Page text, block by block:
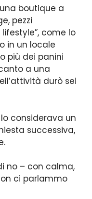
boutique a
pezzi
come lo
in un locale
più dei panini
a una
durò sei
considerava un
successiva,
no – con calma,
ci parlammo